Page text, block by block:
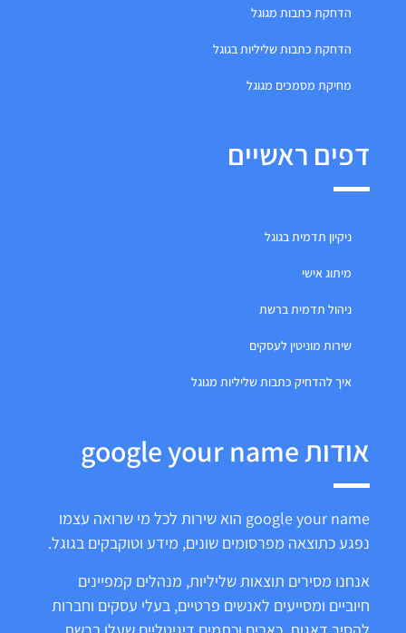
הדחקת כתבות מגוגל
הדחקת כתבות שליליות בגוגל
מחיקת מסמכים מגוגל
דפים ראשיים
ניקיון תדמית בגוגל
מיתוג אישי
ניהול תדמית ברשת
שירות מוניטין לעסקים
איך להדחיק כתבות שליליות מגוגל
אודות google your name
google your name הוא שירות לכל מי שרואה עצמו
נפגע כתוצאה מפרסומים שונים, מידע וטוקבקים בגוגל.
אנחנו מסירים תוצאות שליליות, מנהלים קמפיינים
חיוביים ומסייעים לאנשים פרטיים, בעלי עסקים וחברות